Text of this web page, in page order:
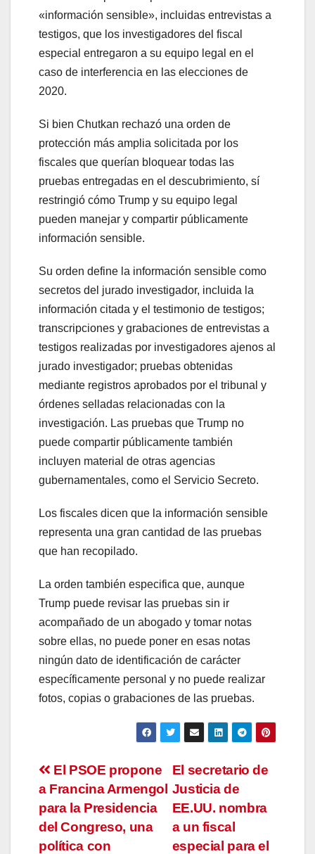
«información sensible», incluidas entrevistas a
testigos, que los investigadores del fiscal
especial entregaron a su equipo legal en el
caso de interferencia en las elecciones de
2020.
Si bien Chutkan rechazó una orden de
protección más amplia solicitada por los
fiscales que querían bloquear todas las
pruebas entregadas en el descubrimiento, sí
restringió cómo Trump y su equipo legal
pueden manejar y compartir públicamente
información sensible.
Su orden define la información sensible como
secretos del jurado investigador, incluida la
información citada y el testimonio de testigos;
transcripciones y grabaciones de entrevistas a
testigos realizadas por investigadores ajenos al
jurado investigador; pruebas obtenidas
mediante registros aprobados por el tribunal y
órdenes selladas relacionadas con la
investigación. Las pruebas que Trump no
puede compartir públicamente también
incluyen material de otras agencias
gubernamentales, como el Servicio Secreto.
Los fiscales dicen que la información sensible
representa una gran cantidad de las pruebas
que han recopilado.
La orden también especifica que, aunque
Trump puede revisar las pruebas sin ir
acompañado de un abogado y tomar notas
sobre ellas, no puede poner en esas notas
ningún dato de identificación de carácter
específicamente personal y no puede realizar
fotos, copias o grabaciones de las pruebas.
Navegación
de
entradas
El secretario de
Justicia de
EE.UU. nombra
a un fiscal
especial para el
El PSOE propone
a Francina Armengol
para la Presidencia
del Congreso, una
política con